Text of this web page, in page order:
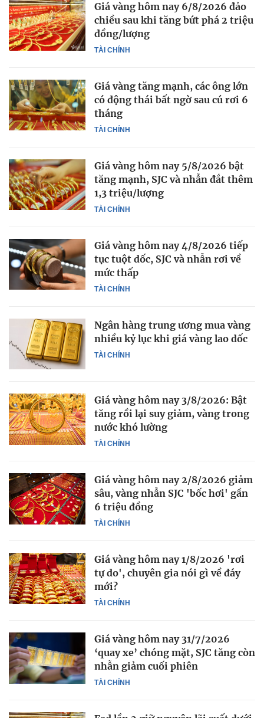
TÀI CHÍNH
Giá vàng hôm nay 6/8/2026 đảo
chiều sau khi tăng bứt phá 2 triệu
đồng/lượng
TÀI CHÍNH
Giá vàng tăng mạnh, các ông lớn
có động thái bất ngờ sau cú rơi 6
tháng
TÀI CHÍNH
Giá vàng hôm nay 5/8/2026 bật
tăng mạnh, SJC và nhẫn đắt thêm
1,3 triệu/lượng
TÀI CHÍNH
Giá vàng hôm nay 4/8/2026 tiếp
tục tuột dốc, SJC và nhẫn rơi về
mức thấp
TÀI CHÍNH
Ngân hàng trung ương mua vàng
nhiều kỷ lục khi giá vàng lao dốc
TÀI CHÍNH
Giá vàng hôm nay 3/8/2026: Bật
tăng rồi lại suy giảm, vàng trong
nước khó lường
TÀI CHÍNH
Giá vàng hôm nay 2/8/2026 giảm
sâu, vàng nhẫn SJC 'bốc hơi' gần
6 triệu đồng
TÀI CHÍNH
Giá vàng hôm nay 1/8/2026 'rơi
tự do', chuyên gia nói gì về đáy
mới?
TÀI CHÍNH
Giá vàng hôm nay 31/7/2026
‘quay xe’ chóng mặt, SJC tăng còn
nhẫn giảm cuối phiên